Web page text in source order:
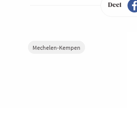
Deel
Mechelen-Kempen